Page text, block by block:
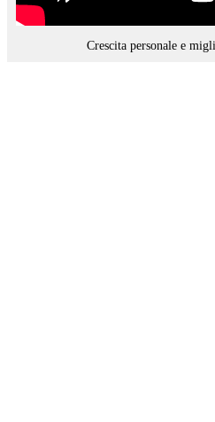
Crescita personale e